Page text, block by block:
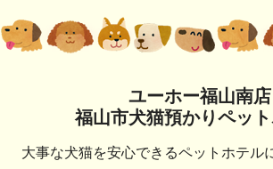
ユーホー福山南店
福山市犬猫預かりペッ
大事な犬猫を安心できるペットホテル